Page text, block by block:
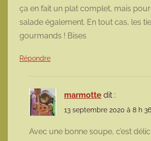
ça en fait un plat complet, mais
salade également. En tout cas, les
gourmands ! Bises
Répondre
marmotte dit :
13 septembre 2020 à 8 h
Avec une bonne soupe, c’est